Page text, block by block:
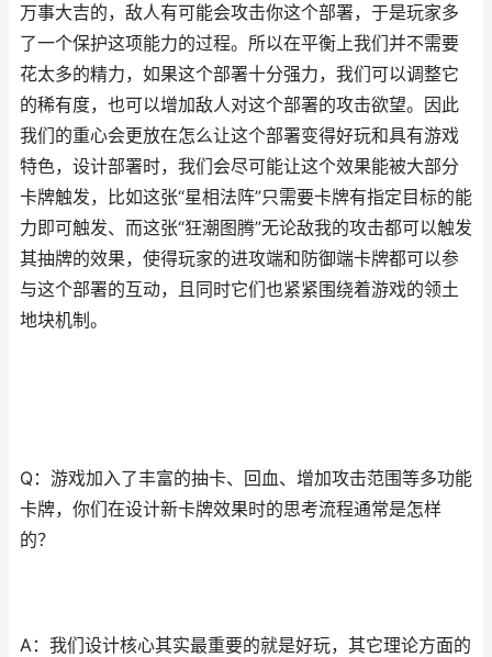
万事大吉的，敌人有可能会攻击你这个部署，于是玩家多
了一个保护这项能力的过程。所以在平衡上我们并不需要
花太多的精力，如果这个部署十分强力，我们可以调整它
的稀有度，也可以增加敌人对这个部署的攻击欲望。因此
我们的重心会更放在怎么让这个部署变得好玩和具有游戏
特色，设计部署时，我们会尽可能让这个效果能被大部分
卡牌触发，比如这张“星相法阵”只需要卡牌有指定目标的能
力即可触发、而这张“狂潮图腾”无论敌我的攻击都可以触发
其抽牌的效果，使得玩家的进攻端和防御端卡牌都可以参
与这个部署的互动，且同时它们也紧紧围绕着游戏的领土
地块机制。
Q：游戏加入了丰富的抽卡、回血、增加攻击范围等多功能
卡牌，你们在设计新卡牌效果时的思考流程通常是怎样
的？
A：我们设计核心其实最重要的就是好玩，其它理论方面的